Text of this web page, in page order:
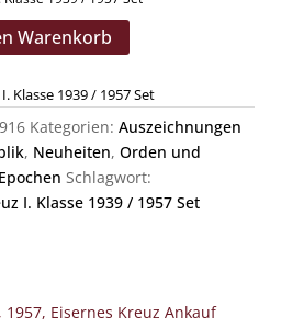
Warenkorb
Klasse 1939 / 1957 Set
Kategorien: Auszeichnungen
, Neuheiten, Orden und
Schlagwort:
I. Klasse 1939 / 1957 Set